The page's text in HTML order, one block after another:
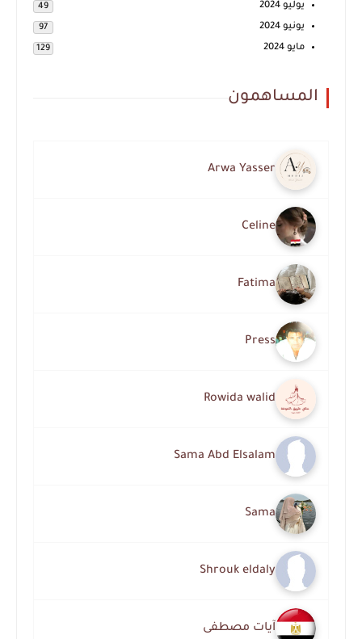
يوليو 2024 49
يونيو 2024 97
مايو 2024 129
المساهمون
Arwa Yasser
Celine
Fatima
Press
Rowida walid
Sama Abd Elsalam
Sama
Shrouk eldaly
آيات مصطفى